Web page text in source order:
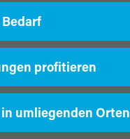
Bedarf
profitieren
umliegenden Orten